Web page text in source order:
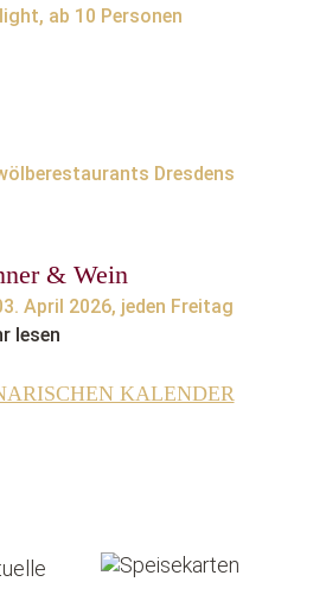
ab 10 Personen
Dresdens
& Wein
April 2026, jeden Freitag
lesen
KALENDER